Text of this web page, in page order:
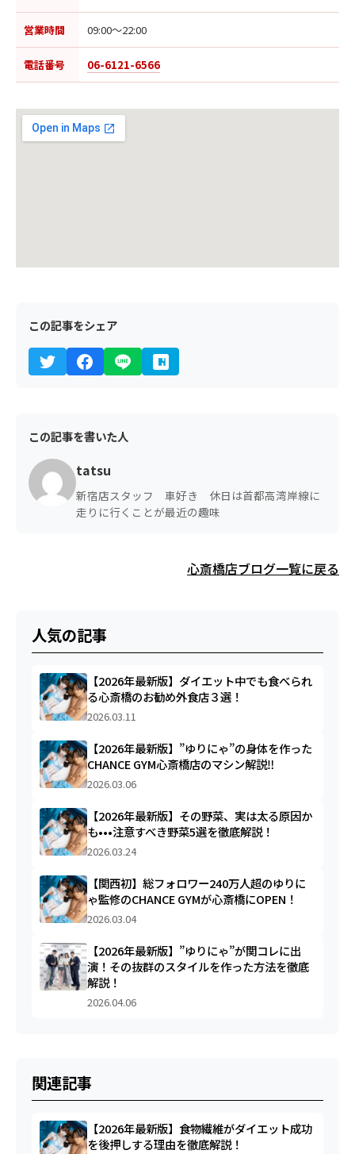
営業時間 09:00〜22:00
電話番号 06-6121-6566
この記事をシェア
この記事を書いた人
tatsu
新宿店スタッフ 車好き 休日は首都高湾岸線に
走りに行くことが最近の趣味
心斎橋店ブログ一覧に戻る
人気の記事
【2026年最新版】ダイエット中でも食べられ
る心斎橋のお勧め外食店３選！
2026.03.11
【2026年最新版】”ゆりにゃ”の身体を作った
CHANCE GYM心斎橋店のマシン解説‼︎
2026.03.06
【2026年最新版】その野菜、実は太る原因か
も•••注意すべき野菜5選を徹底解説！
2026.03.24
【関西初】総フォロワー240万人超のゆりに
ゃ監修のCHANCE GYMが心斎橋にOPEN！
2026.03.04
【2026年最新版】”ゆりにゃ”が関コレに出
演！その抜群のスタイルを作った方法を徹底
解説！
2026.04.06
関連記事
【2026年最新版】食物繊維がダイエット成功
を後押しする理由を徹底解説！